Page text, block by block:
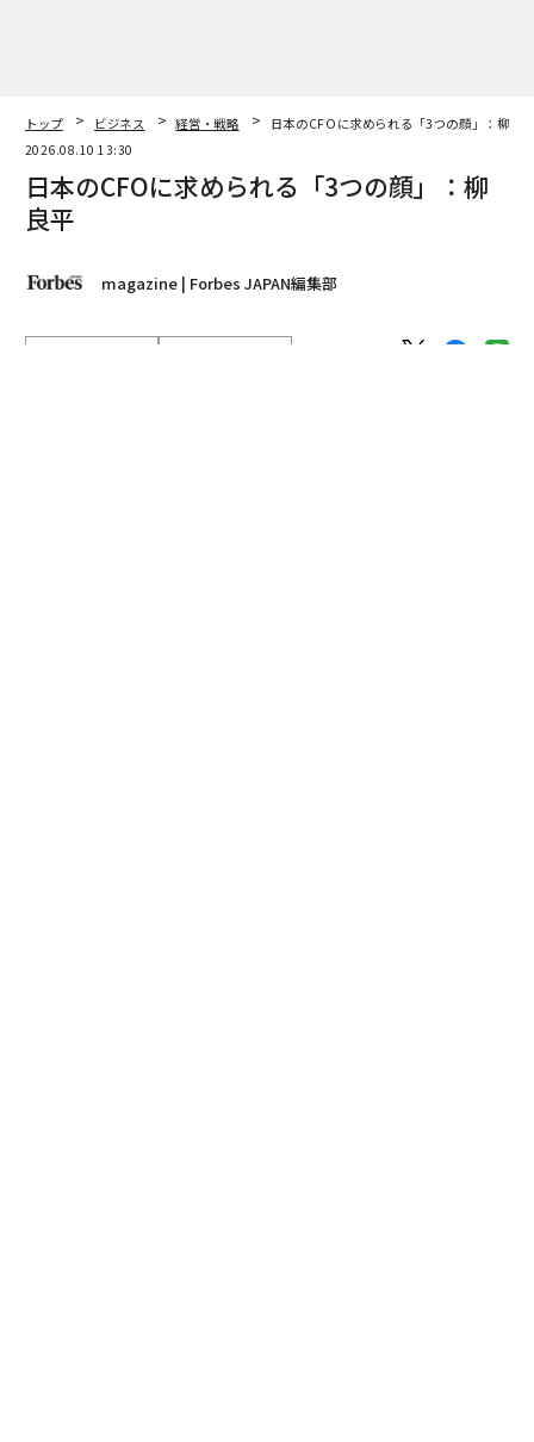
トップ ビジネス 経営・戦略
日本のCFOに求められる「3つの顔」：柳良平
2026.08.10 13:30
日本のCFOに求められる「3つの顔」：柳
良平
magazine | Forbes JAPAN編集部